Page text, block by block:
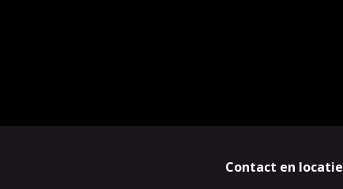
Contact en locatie